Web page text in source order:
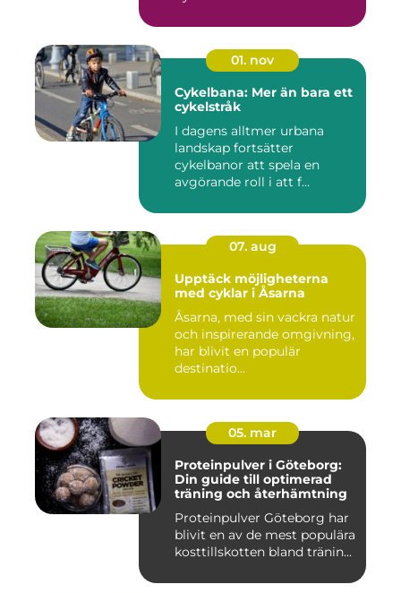
01. nov
Cykelbana: Mer än bara ett
cykelstråk
I dagens alltmer urbana
landskap fortsätter
cykelbanor att spela en
avgörande roll i att f...
07. aug
Upptäck möjligheterna
med cyklar i Åsarna
Åsarna, med sin vackra natur
och inspirerande omgivning,
har blivit en populär
destinatio...
05. mar
Proteinpulver i Göteborg:
Din guide till optimerad
träning och återhämtning
Proteinpulver Göteborg har
blivit en av de mest populära
kosttillskotten bland tränin...